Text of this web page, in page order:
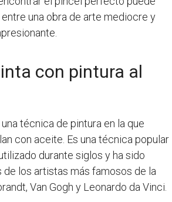
una obra de arte mediocre y
con pintura al
técnica de pintura en la que
con aceite. Es una técnica popular
durante siglos y ha sido
de los artistas más famosos de la
Van Gogh y Leonardo da Vinci.